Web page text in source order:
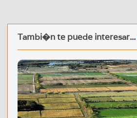
Tambi�n te puede interesar...